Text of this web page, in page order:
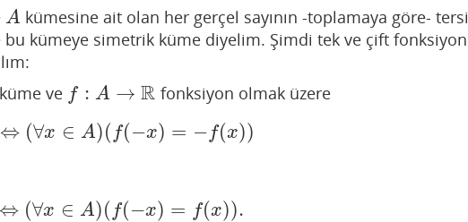
A
A kümesine ait olan her gerçel sayının -toplamaya göre- tersi
bu kümeye simetrik küme diyelim. Şimdi tek ve çift fonksiyon
ve f : A → R
f:A→R fonksiyon olmak üzere
⇔ (∀x ∈ A)( f(−x) = − f(x))
:⇔( ∀x ∈A)(f (−x)=−f( x))
⇔ (∀x ∈ A)( f(−x) = f(x)).
:⇔( ∀x ∈A)(f (−x)=f(x ).